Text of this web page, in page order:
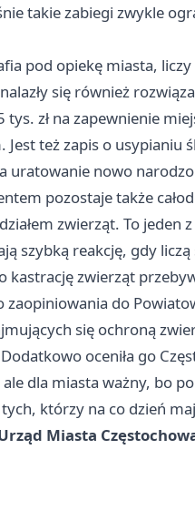
takie zabiegi zwykle
pod opiekę miasta, liczy
się również
tys. zł na zapewnienie
też zapis o usypianiu
uratowanie nowo
pozostaje także
zwierząt. To jeden
szybką reakcję, gdy
kastrację zwierząt
zaopiniowania do
się ochroną
oceniła go
dla miasta ważny, bo
którzy na co dzień
Miasta